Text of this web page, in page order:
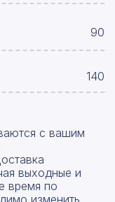
90
140
с вашим
выходные и
время по
изменить